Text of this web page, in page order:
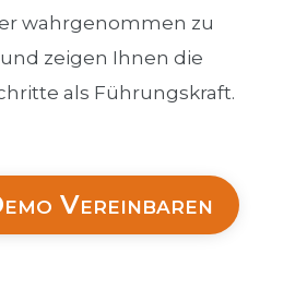
wahrgenommen zu
zeigen Ihnen die
als Führungskraft.
Vereinbaren